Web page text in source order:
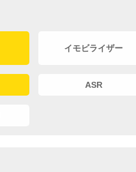
イモビライザー
ASR